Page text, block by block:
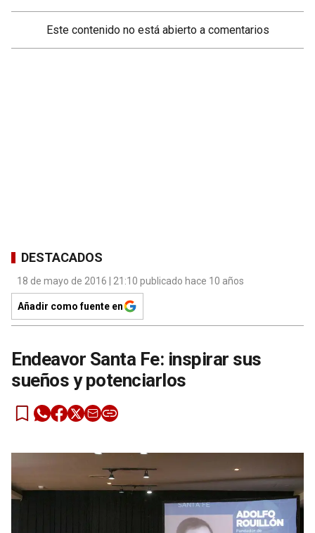
Este contenido no está abierto a comentarios
DESTACADOS
18 de mayo de 2016 | 21:10 publicado hace 10 años
Añadir como fuente en
Endeavor Santa Fe: inspirar sus
sueños y potenciarlos